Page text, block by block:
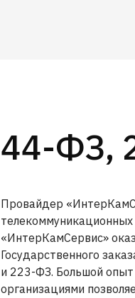
44-ФЗ,
Провайдер
телекоммуникационных
«ИнтерКамСервис»
Государственного
и 223-ФЗ. Большой
организациями